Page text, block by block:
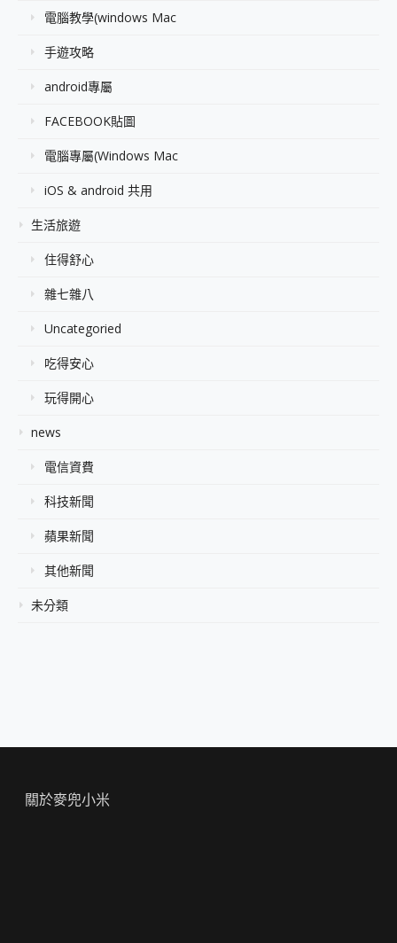
電腦教學(windows Mac
手遊攻略
android專屬
FACEBOOK貼圖
電腦專屬(Windows Mac
iOS & android 共用
生活旅遊
住得舒心
雜七雜八
Uncategoried
吃得安心
玩得開心
news
電信資費
科技新聞
蘋果新聞
其他新聞
未分類
關於麥兜小米